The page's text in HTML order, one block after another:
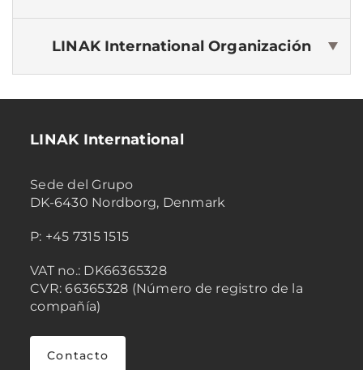
LINAK InternationalOrganización
LINAK International
Sede del Grupo
DK-6430 Nordborg, Denmark
P: +45 7315 1515
VAT no.: DK66365328
CVR: 66365328 (Número de registro de la
compañía)
Contacto